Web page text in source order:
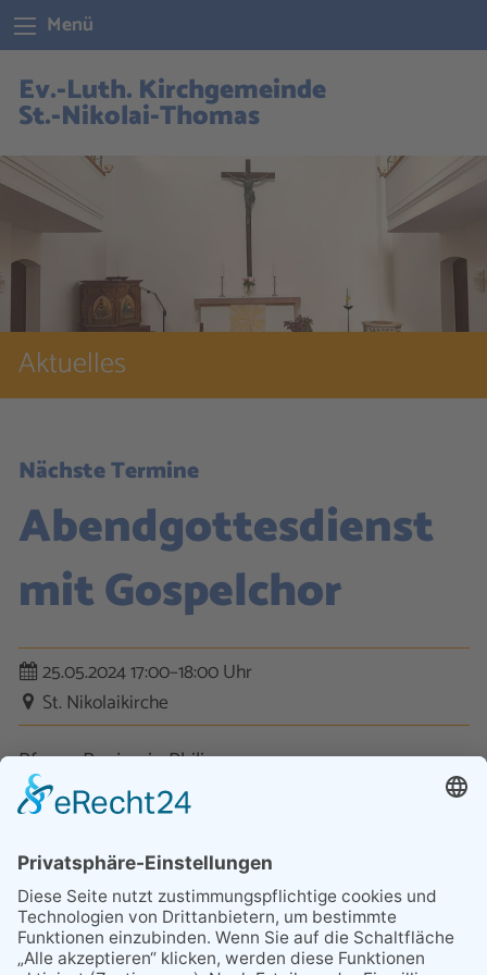
Menü
Ev.-Luth. Kirchgemeinde
St.-Nikolai-Thomas
Aktuelles
Abendgottesdienst
mit Gospelchor
25.05.2024 17:00–18:00 Uhr
St. Nikolaikirche
Pfarrer Benjamin Philipp
Nächste Termine
Kontakt